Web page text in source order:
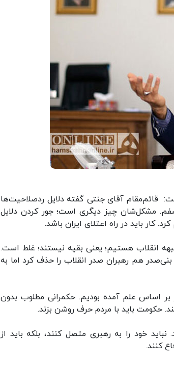
قائم‌مقام آقای جنتی گفته دلایل ردصلاحیت‌ها
مشکل‌شان چیز دیگری است؛ جور کردن دلایل
باید در راه اعتلای ایران باشد.
جبهه انقلاب هستیم؛ یعنی بقیه نیستند؛ غلط است.
بنی‌صدر هم رهبران صدر انقلاب را حذف کرد اما به
اساس علم آمده بودیم. حکمرانی مطلوب بدون
حکومت باید با مردم حرف روشن بزند.
خود را به رهبری متصل کنند، بلکه باید از
کنند.